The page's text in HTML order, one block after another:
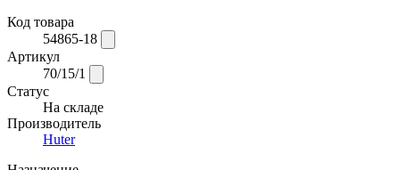
Код товара
54865-18
Артикул
70/15/1
Статус
На складе
Производитель
Huter